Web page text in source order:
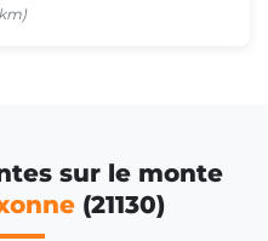
sur le monte
(21130)